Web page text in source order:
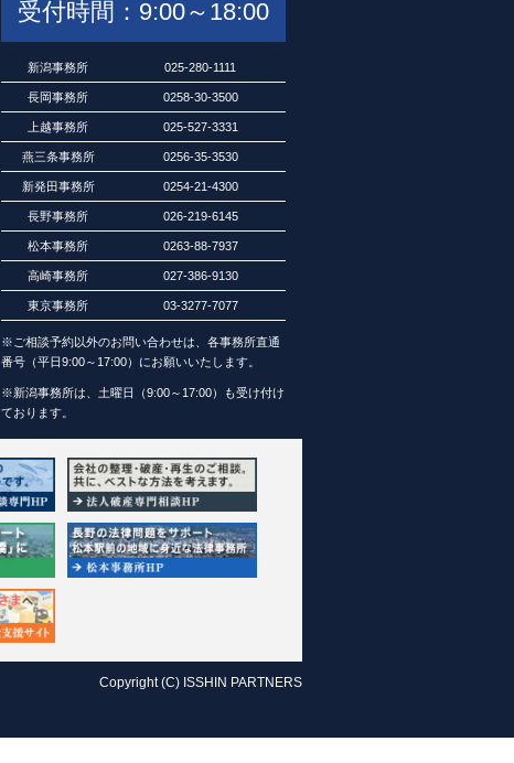
受付時間：9:00～18:00
新潟事務所 025-280-1111
長岡事務所 0258-30-3500
上越事務所 025-527-3331
燕三条事務所 0256-35-3530
新発田事務所 0254-21-4300
長野事務所 026-219-6145
松本事務所 0263-88-7937
高崎事務所 027-386-9130
東京事務所 03-3277-7077
※ご相談予約以外のお問い合わせは、各事務所直通
番号（平日9:00～17:00）にお願いいたします。
※新潟事務所は、土曜日（9:00～17:00）も受け付け
ております。
Copyright (C) ISSHIN PARTNERS